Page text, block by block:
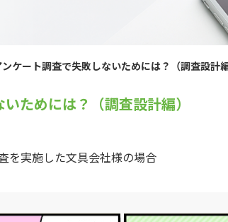
ンケート調査で失敗しないためには？（調査設計編
ためには？（調査設計編）
を実施した文具会社様の場合